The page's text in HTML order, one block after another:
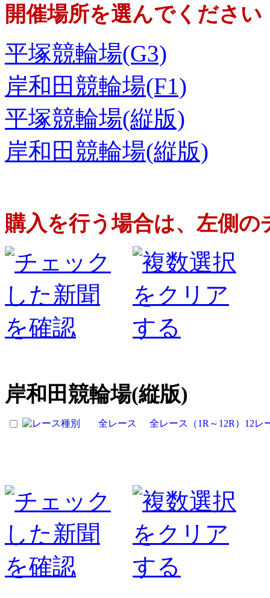
開催場所を選んでください
平塚競輪場(G3)
岸和田競輪場(F1)
平塚競輪場(縦版)
岸和田競輪場(縦版)
購入を行う場合は、左側
岸和田競輪場(縦版)
全レース 全レース（1R～12R）12レ